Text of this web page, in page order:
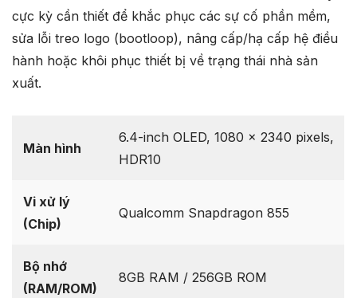
cực kỳ cần thiết để khắc phục các sự cố phần mềm,
sửa lỗi treo logo (bootloop), nâng cấp/hạ cấp hệ điều
hành hoặc khôi phục thiết bị về trạng thái nhà sản
xuất.
Màn hình
6.4-inch OLED, 1080 x 2340 pixels,
HDR10
Vi xử lý
(Chip)
Qualcomm Snapdragon 855
Bộ nhớ
(RAM/ROM)
8GB RAM / 256GB ROM